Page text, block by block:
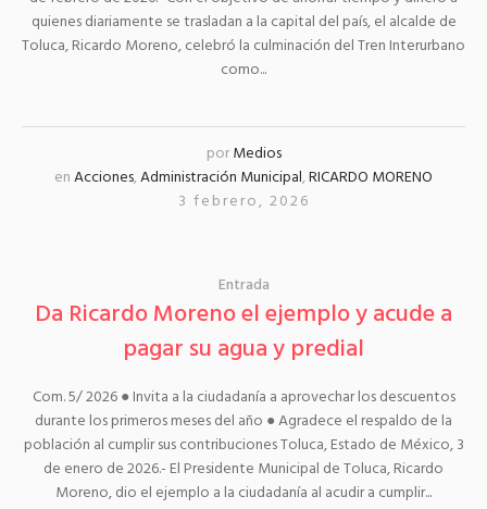
quienes diariamente se trasladan a la capital del país, el alcalde de
Toluca, Ricardo Moreno, celebró la culminación del Tren Interurbano
como...
porMedios
enAcciones,Administración Municipal,RICARDO MORENO
3 febrero, 2026
Entrada
Da Ricardo Moreno el ejemplo y acude a
pagar su agua y predial
Com. 5/ 2026 ● Invita a la ciudadanía a aprovechar los descuentos
durante los primeros meses del año ● Agradece el respaldo de la
población al cumplir sus contribuciones Toluca, Estado de México, 3
de enero de 2026.- El Presidente Municipal de Toluca, Ricardo
Moreno, dio el ejemplo a la ciudadanía al acudir a cumplir...